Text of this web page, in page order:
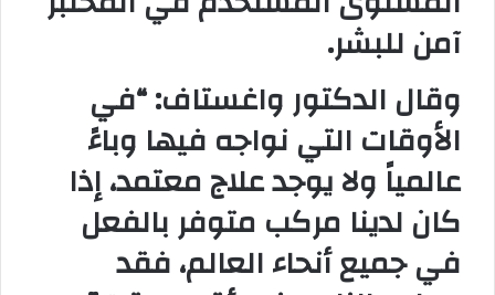
آمن للبشر.
وقال الدكتور واغستاف: “في
الأوقات التي نواجه فيها وباءً
عالمياً ولا يوجد علاج معتمد، إذا
كان لدينا مركب متوفر بالفعل
في جميع أنحاء العالم، فقد